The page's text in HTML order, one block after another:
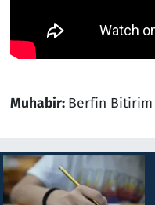
Muhabir: Berfin Bitirim